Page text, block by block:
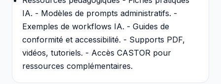
IA. - Modèles de prompts administratifs. -
Exemples de workflows IA. - Guides de
conformité et accessibilité. - Supports PDF,
vidéos, tutoriels. - Accès CASTOR pour
ressources complémentaires.